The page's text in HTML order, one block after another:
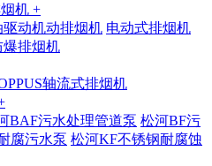
机 +
驱动机动排烟机 电动式排烟机
爆排烟机
轴流式排烟机
BAF污水处理管道泵 松河BF污
腐污水泵 松河KF不锈钢耐腐蚀